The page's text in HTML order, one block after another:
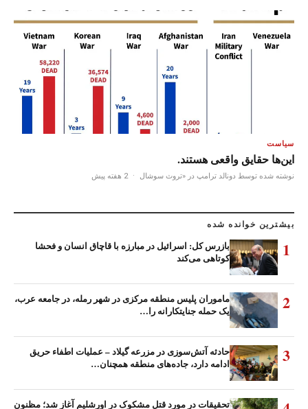
سیاست
این‌ها حقایق واقعی هستند.
نوشته شده توسط دونالد ترامپ در «تروث سوشال · 2 هفته پیش
بیشترین خوانده شده
1
بازرس کل: اسرائیل در مبارزه با قاچاق انسان و فحشا
کوتاهی می‌کند
2
ماموران پلیس منطقه مرکزی در شهر رمله، در جامعه عرب،
یک حمله جنایتکارانه را…
3
حادثه آتش‌سوزی در مزرعه گیلاد – عملیات اطفاء حریق
ادامه دارد، جاده‌های منطقه همچنان…
تحقیقات در مورد قتل مشکوک در اورشلیم آغاز شد؛ مظنون